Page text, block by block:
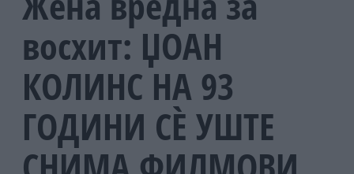
восхит: ЏОАН
КОЛИНС НА 93
ГОДИНИ СÈ УШТЕ